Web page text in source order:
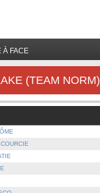
À FACE
(TEAM NORM)